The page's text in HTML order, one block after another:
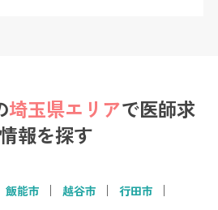
埼玉県エリアで医師求
報を探す
飯能市 越谷市
行田市